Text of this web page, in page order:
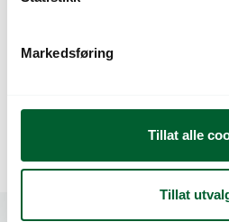
Markedsføring
Tillat alle
Tillat